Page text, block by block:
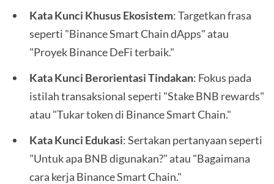
Kata Kunci Khusus Ekosistem: Targetkan frasa
seperti "Binance Smart Chain dApps" atau
"Proyek Binance DeFi terbaik."
Kata Kunci Berorientasi Tindakan: Fokus pada
istilah transaksional seperti "Stake BNB rewards"
atau "Tukar token di Binance Smart Chain."
Kata Kunci Edukasi: Sertakan pertanyaan seperti
"Untuk apa BNB digunakan?" atau "Bagaimana
cara kerja Binance Smart Chain."